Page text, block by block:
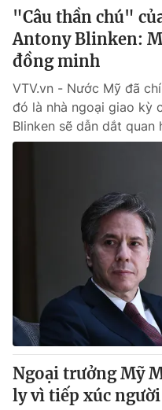
"Câu thần chú"
Antony Blinken:
đồng minh
VTV.vn - Nước Mỹ đã
đó là nhà ngoại giao kỳ
Blinken sẽ dẫn dắt
Ngoại trưởng Mỹ
ly vì tiếp xúc người